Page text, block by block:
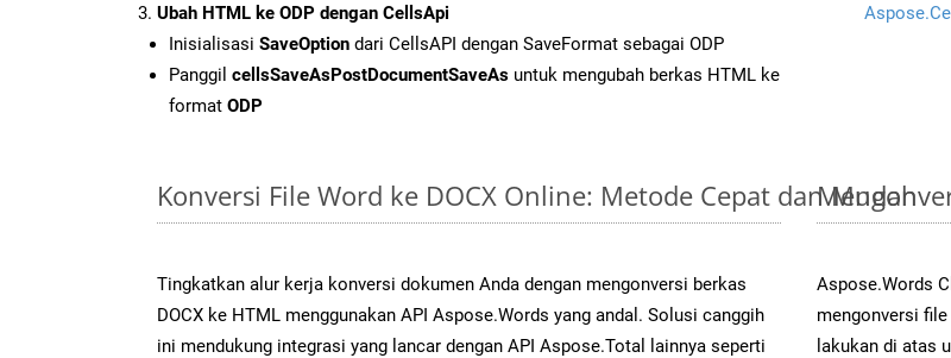
Ubah HTML ke ODP dengan CellsApi
Inisialisasi SaveOption dari CellsAPI dengan SaveFormat sebagai ODP
Panggil cellsSaveAsPostDocumentSaveAs untuk mengubah berkas HTML ke
format ODP
Konversi File Word ke DOCX Online: Metode Cepat dan Mudah
Tingkatkan alur kerja konversi dokumen Anda dengan mengonversi berkas
DOCX ke HTML menggunakan API Aspose.Words yang andal. Solusi canggih
ini mendukung integrasi yang lancar dengan API Aspose.Total lainnya seperti
Aspose.Words
mengonversi
lakukan di atas